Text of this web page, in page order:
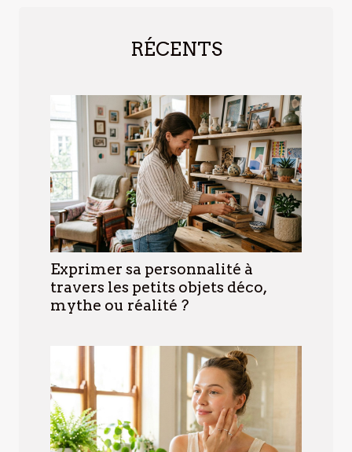
RÉCENTS
Exprimer sa personnalité à
travers les petits objets déco,
mythe ou réalité ?